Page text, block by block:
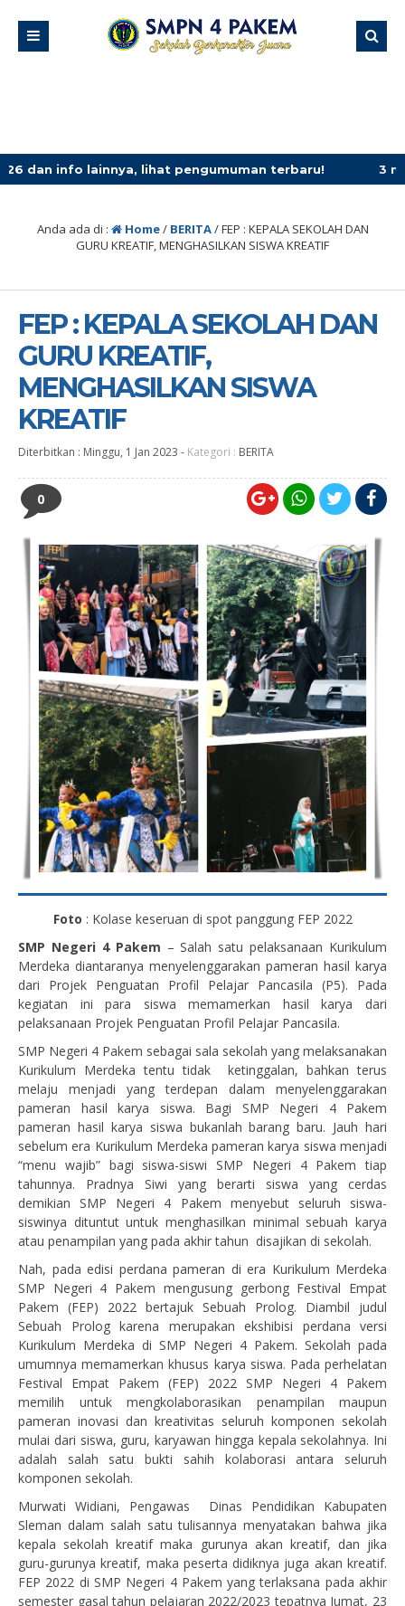
lihat pengumuman terbaru! 3 minggu yang lalu/
Anda ada di : Home/ BERITA/FEP : KEPALA SEKOLAH DAN
GURU KREATIF, MENGHASILKAN SISWA KREATIF
FEP : KEPALA SEKOLAH DAN
GURU KREATIF,
MENGHASILKAN SISWA
KREATIF
Diterbitkan : Minggu, 1 Jan 2023 - Kategori : BERITA
0
Foto : Kolase keseruan di spot panggung FEP 2022
SMP Negeri 4 Pakem – Salah satu pelaksanaan Kurikulum
Merdeka diantaranya menyelenggarakan pameran hasil karya
dari Projek Penguatan Profil Pelajar Pancasila (P5). Pada
kegiatan ini para siswa memamerkan hasil karya dari
pelaksanaan Projek Penguatan Profil Pelajar Pancasila.
SMP Negeri 4 Pakem sebagai sala sekolah yang melaksanakan
Kurikulum Merdeka tentu tidak ketinggalan, bahkan terus
melaju menjadi yang terdepan dalam menyelenggarakan
pameran hasil karya siswa. Bagi SMP Negeri 4 Pakem
pameran hasil karya siswa bukanlah barang baru. Jauh hari
sebelum era Kurikulum Merdeka pameran karya siswa menjadi
“menu wajib” bagi siswa-siswi SMP Negeri 4 Pakem tiap
tahunnya. Pradnya Siwi yang berarti siswa yang cerdas
demikian SMP Negeri 4 Pakem menyebut seluruh siswa-
siswinya dituntut untuk menghasilkan minimal sebuah karya
atau penampilan yang pada akhir tahun disajikan di sekolah.
Nah, pada edisi perdana pameran di era Kurikulum Merdeka
SMP Negeri 4 Pakem mengusung gerbong Festival Empat
Pakem (FEP) 2022 bertajuk Sebuah Prolog. Diambil judul
Sebuah Prolog karena merupakan ekshibisi perdana versi
Kurikulum Merdeka di SMP Negeri 4 Pakem. Sekolah pada
umumnya memamerkan khusus karya siswa. Pada perhelatan
Festival Empat Pakem (FEP) 2022 SMP Negeri 4 Pakem
memilih untuk mengkolaborasikan penampilan maupun
pameran inovasi dan kreativitas seluruh komponen sekolah
mulai dari siswa, guru, karyawan hingga kepala sekolahnya. Ini
adalah salah satu bukti sahih kolaborasi antara seluruh
komponen sekolah.
Murwati Widiani, Pengawas Dinas Pendidikan Kabupaten
Sleman dalam salah satu tulisannya menyatakan bahwa jika
kepala sekolah kreatif maka gurunya akan kreatif, dan jika
guru-gurunya kreatif, maka peserta didiknya juga akan kreatif.
FEP 2022 di SMP Negeri 4 Pakem yang terlaksana pada akhir
semester gasal tahun pelajaran 2022/2023 tepatnya Jumat, 23